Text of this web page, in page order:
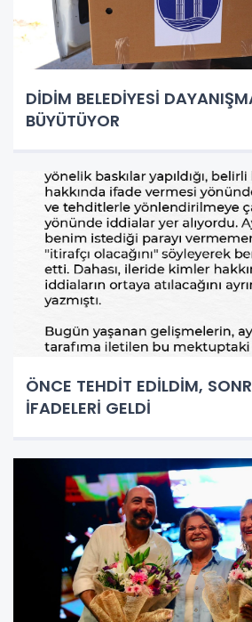
DİDİM BELEDİYESİ
BÜYÜTÜYOR
ÖNCE TEHDİT EDİLDİM,
İFADELERİ GELDİ